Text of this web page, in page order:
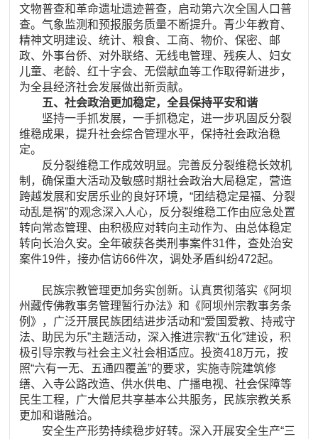
文物普查和革命遗址遗迹普查，启动第六次全国人口普
查。气象监测和预报服务质量不断提升。青少年教育、
精神文明建设、统计、粮食、工商、物价、保密、邮
政、外事台侨、对外联络、无线电管理、残疾人、妇女
儿童、老龄、红十字会、无偿献血等工作取得新进步，
为全县经济社会发展做出新贡献。
五、社会政治更加稳定，全县保持平安和谐
坚持一手抓发展，一手抓稳定，进一步巩固反分裂
维稳成果，提升社会综合管理水平，保持社会政治稳
定。
反分裂维稳工作成效明显。完善反分裂维稳长效机
制，确保重大活动及敏感时期社会政治大局稳定，营造
跨越发展和安居乐业的良好环境，“团结稳定是福、分裂
动乱是祸”的观念深入人心，反分裂维稳工作由应急处置
转向常态管理、由积极应对转向主动作为、由总体稳定
转向长治久安。全年破获各类刑事案件31件，查处治安
案件19件，接办信访66件次，调处矛盾纠纷472起。
民族宗教管理更加务实创新。认真贯彻落实《阿坝
州藏传佛教事务管理暂行办法》和《阿坝州宗教事务条
例》，广泛开展民族团结进步活动和“爱国爱教、持戒守
法、助民为乐”主题活动，深入推进宗教“五化”建设，积
极引导宗教与社会主义社会相适应。投资418万元，按
照“六有一无、五通四覆盖”的要求，实施寺院建筑修
缮、入寺公路改造、供水供电、广播电视、社会保障等
民生工程，广大僧尼共享基本公共服务，民族宗教关系
更加和谐融洽。
安全生产形势持续稳步好转。深入开展安全生产“三